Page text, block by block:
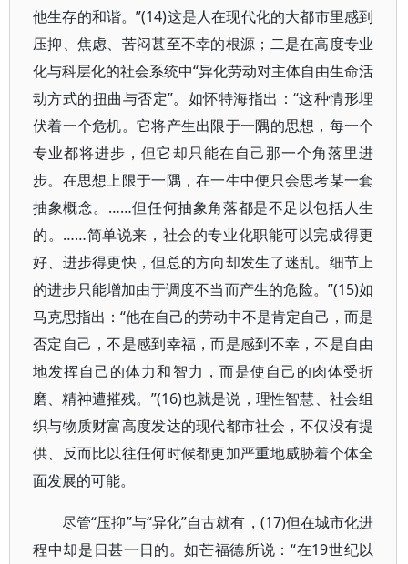
他生存的和谐。”(14)这是人在现代化的大都市里感到
压抑、焦虑、苦闷甚至不幸的根源；二是在高度专业
化与科层化的社会系统中“异化劳动对主体自由生命活
动方式的扭曲与否定”。如怀特海指出：“这种情形埋
伏着一个危机。它将产生出限于一隅的思想，每一个
专业都将进步，但它却只能在自己那一个角落里进
步。在思想上限于一隅，在一生中便只会思考某一套
抽象概念。……但任何抽象角落都是不足以包括人生
的。……简单说来，社会的专业化职能可以完成得更
好、进步得更快，但总的方向却发生了迷乱。细节上
的进步只能增加由于调度不当而产生的危险。”(15)如
马克思指出：“他在自己的劳动中不是肯定自己，而是
否定自己，不是感到幸福，而是感到不幸，不是自由
地发挥自己的体力和智力，而是使自己的肉体受折
磨、精神遭摧残。”(16)也就是说，理性智慧、社会组
织与物质财富高度发达的现代都市社会，不仅没有提
供、反而比以往任何时候都更加严重地威胁着个体全
面发展的可能。
尽管“压抑”与“异化”自古就有，(17)但在城市化进
程中却是日甚一日的。如芒福德所说：“在19世纪以